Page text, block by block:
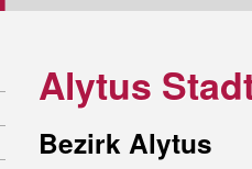
Alytus
Bezirk Alytus